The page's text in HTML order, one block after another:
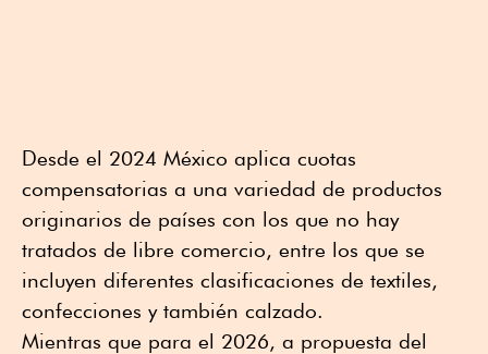
Desde el 2024 México aplica cuotas
compensatorias a una variedad de productos
originarios de países con los que no hay
tratados de libre comercio, entre los que se
incluyen diferentes clasificaciones de textiles,
confecciones y también calzado.
Mientras que para el 2026, a propuesta del